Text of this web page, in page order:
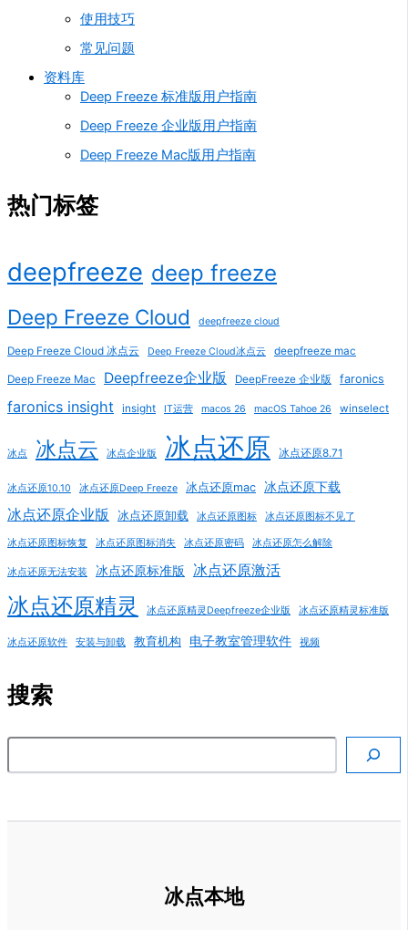
使用技巧
常见问题
资料库
Deep Freeze 标准版用户指南
Deep Freeze 企业版用户指南
Deep Freeze Mac版用户指南
热门标签
deepfreeze deep freeze
Deep Freeze Cloud deepfreeze cloud
Deep Freeze Cloud 冰点云 Deep Freeze Cloud冰点云 deepfreeze mac
Deep Freeze Mac Deepfreeze企业版 DeepFreeze 企业版 faronics
faronics insight insight IT运营 macos 26 macOS Tahoe 26 winselect
冰点 冰点云 冰点企业版 冰点还原 冰点还原8.71
冰点还原10.10 冰点还原Deep Freeze 冰点还原mac 冰点还原下载
冰点还原企业版 冰点还原卸载 冰点还原图标 冰点还原图标不见了
冰点还原图标恢复 冰点还原图标消失 冰点还原密码 冰点还原怎么解除
冰点还原无法安装 冰点还原标准版 冰点还原激活
冰点还原精灵 冰点还原精灵Deepfreeze企业版 冰点还原精灵标准版
冰点还原软件 安装与卸载 教育机构 电子教室管理软件 视频
搜索
搜索
冰点本地